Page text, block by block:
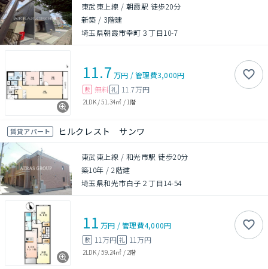
東武東上線 / 朝霞駅 徒歩20分
新築 / 3階建
埼玉県朝霞市幸町３丁目10-7
11.7 万円 /管理費3,000円
敷 無料 礼 11.7万円
2LDK/51.34㎡ / 1階
賃貸アパート ヒルクレスト サンワ
東武東上線 / 和光市駅 徒歩20分
築10年 /2階建
埼玉県和光市白子２丁目14-54
11 万円 /管理費4,000円
敷 11万円 礼 11万円
2LDK/59.24㎡ / 2階